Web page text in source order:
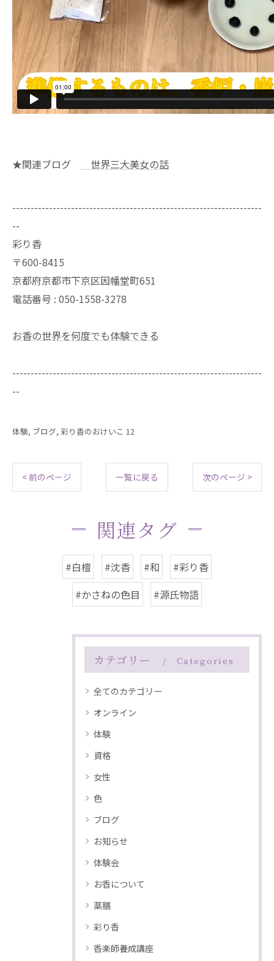
★関連ブログ 世界三大美女の話
--------------------------------------------------------------------
--
彩り香
〒600-8415
京都府京都市下京区因幡堂町651
電話番号 : 050-1558-3278
お香の世界を何度でも体験できる
--------------------------------------------------------------------
--
体験 ブログ 彩り香のおけいこ 12
< 前のページ 一覧に戻る 次のページ >
関連タグ
#白檀 #沈香 #和
#彩り香
#かさねの色目
#源氏物語
カテゴリー Categories
全てのカテゴリー
オンライン
体験
資格
女性
色
ブログ
お知らせ
体験会
お香について
薬膳
彩り香
香楽師養成講座